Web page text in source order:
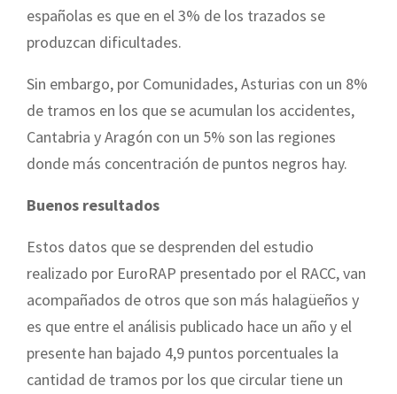
españolas es que en el 3% de los trazados se
produzcan dificultades.
Sin embargo, por Comunidades, Asturias con un 8%
de tramos en los que se acumulan los accidentes,
Cantabria y Aragón con un 5% son las regiones
donde más concentración de puntos negros hay.
Buenos resultados
Estos datos que se desprenden del estudio
realizado por EuroRAP presentado por el RACC, van
acompañados de otros que son más halagüeños y
es que entre el análisis publicado hace un año y el
presente han bajado 4,9 puntos porcentuales la
cantidad de tramos por los que circular tiene un